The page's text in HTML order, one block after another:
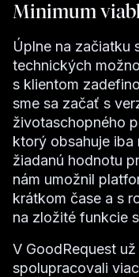
Minimum
Úplne na začiatku
technických
s klientom
sme sa začať s
životaschopného
ktorý obsahuje iba
žiadanú hodnotu
nám umožnil
krátkom čase a s
na zložité funkcie
V GoodRequest
spolupracovali